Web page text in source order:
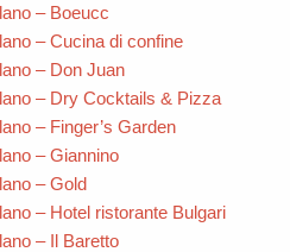
– Boeucc
– Cucina di confine
– Don Juan
– Dry Cocktails & Pizza
– Finger’s Garden
– Giannino
– Gold
– Hotel ristorante Bulgari
– Il Baretto